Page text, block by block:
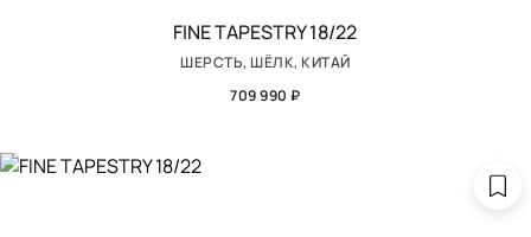
FINE TAPESTRY 18/22
ШЕРСТЬ, ШЁЛК, КИТАЙ
709 990 ₽